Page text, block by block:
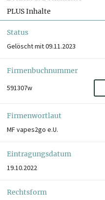
PLUS Inhalte
Status
Gelöscht mit 09.11.2023
Firmenbuchnummer
591307w
Firmenwortlaut
MF vapes2go e.U.
Eintragungsdatum
19.10.2022
Rechtsform